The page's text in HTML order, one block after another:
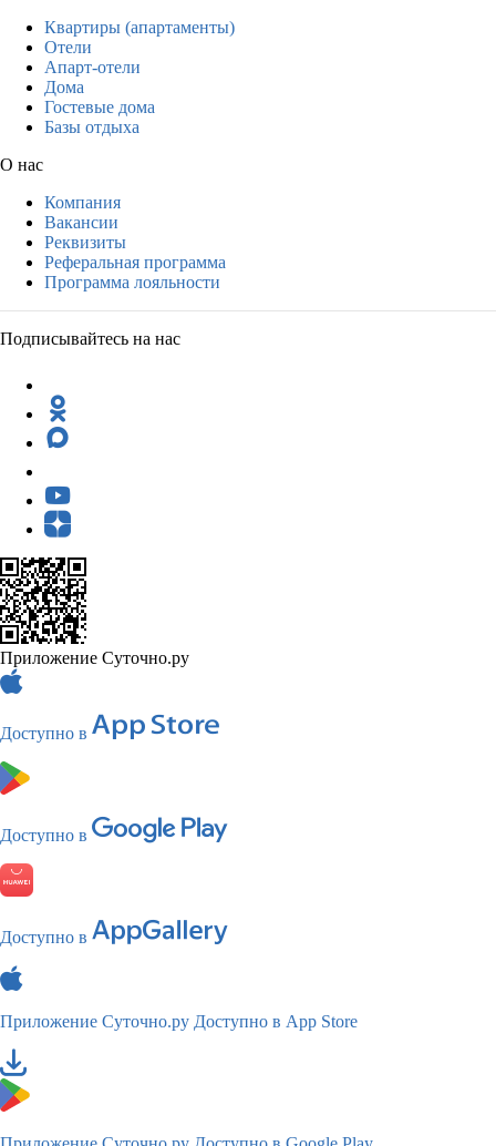
Квартиры (апартаменты)
Отели
Апарт-отели
Дома
Гостевые дома
Базы отдыха
О нас
Компания
Вакансии
Реквизиты
Реферальная программа
Программа лояльности
Подписывайтесь на нас
Приложение Суточно.ру
Доступно в
Доступно в
Доступно в
Приложение Суточно.ру Доступно в App Store